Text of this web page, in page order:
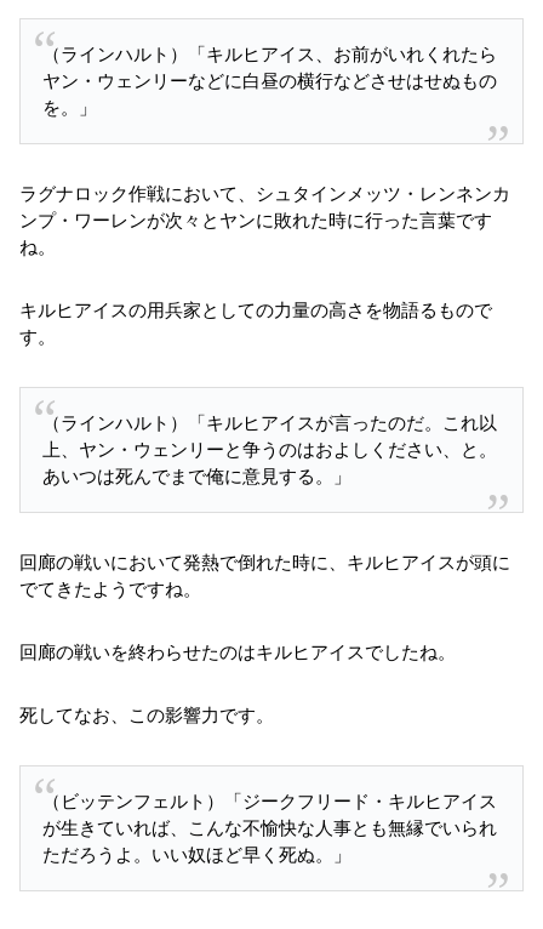
（ラインハルト）「キルヒアイス、お前がいれくれたら
ヤン・ウェンリーなどに白昼の横行などさせはせぬもの
を。」
ラグナロック作戦において、シュタインメッツ・レンネンカ
ンプ・ワーレンが次々とヤンに敗れた時に行った言葉です
ね。
キルヒアイスの用兵家としての力量の高さを物語るもので
す。
（ラインハルト）「キルヒアイスが言ったのだ。これ以
上、ヤン・ウェンリーと争うのはおよしください、と。
あいつは死んでまで俺に意見する。」
回廊の戦いにおいて発熱で倒れた時に、キルヒアイスが頭に
でてきたようですね。
回廊の戦いを終わらせたのはキルヒアイスでしたね。
死してなお、この影響力です。
（ビッテンフェルト）「ジークフリード・キルヒアイス
が生きていれば、こんな不愉快な人事とも無縁でいられ
ただろうよ。いい奴ほど早く死ぬ。」